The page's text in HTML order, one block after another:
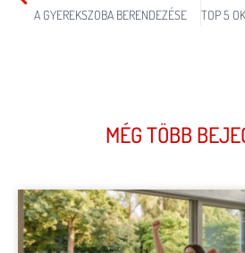
A GYEREKSZOBA BERENDEZÉSE
MÉG TÖBB